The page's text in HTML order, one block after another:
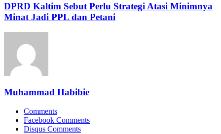
DPRD Kaltim Sebut Perlu Strategi Atasi Minimnya
Minat Jadi PPL dan Petani
Muhammad Habibie
Comments
Facebook Comments
Disqus Comments